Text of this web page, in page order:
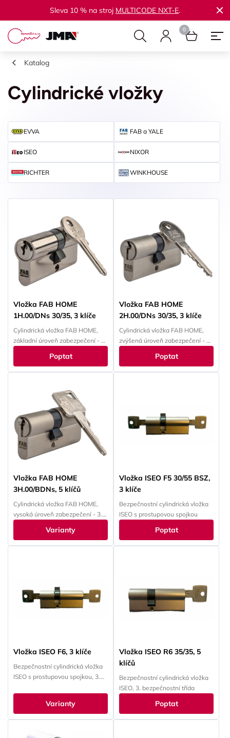
Sleva 10 % na stroj MULTICODE NXT-E.
Katalog
Cylindrické vložky
EVVA FAB a YALE
ISEO NIXOR
RICHTER WINKHOUSE
Vložka FAB HOME
1H.00/DNs 30/35, 3 klíče
Cylindrická vložka FAB HOME,
základní úroveň zabezpečení - 1.
Poptat
Vložka FAB HOME
2H.00/DNs 30/35, 3 klíče
Cylindrická vložka FAB HOME,
zvýšená úroveň zabezpečení - 2.
Poptat
Vložka FAB HOME
3H.00/BDNs, 5 klíčů
Cylindrická vložka FAB HOME,
vysoká úroveň zabezpečení - 3.
Varianty
Vložka ISEO F5 30/55 BSZ,
3 klíče
Bezpečnostní cylindrická vložka
ISEO s prostupovou spojkou
Poptat
Vložka ISEO F6, 3 klíče
Bezpečnostní cylindrická vložka
ISEO s prostupovou spojkou, 3.
Varianty
Vložka ISEO R6 35/35, 5
klíčů
Bezpečnostní cylindrická vložka
ISEO, 3. bezpečnostní třída
Poptat